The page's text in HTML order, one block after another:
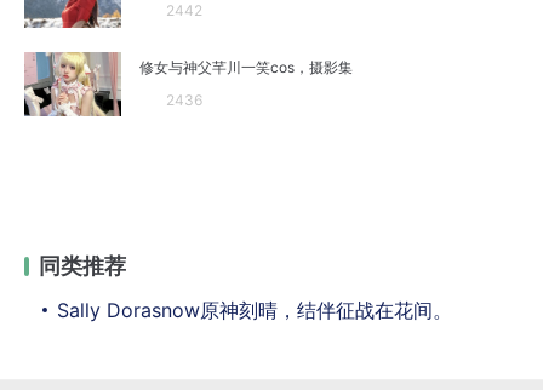
2442
修女与神父芊川一笑cos，摄影集
2436
同类推荐
Sally Dorasnow原神刻晴，结伴征战在花间。